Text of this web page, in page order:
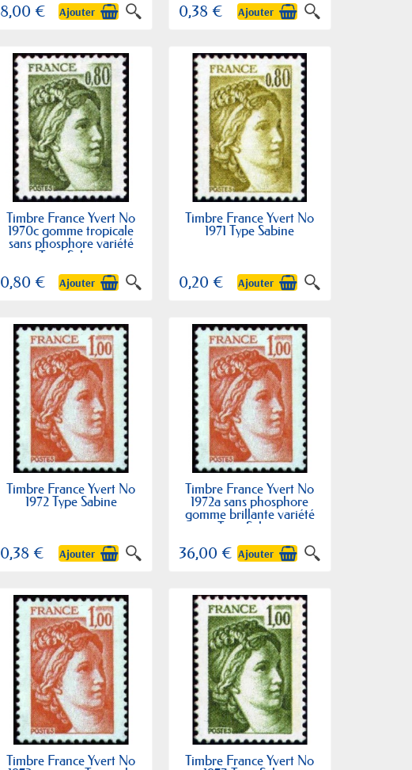
8,00 € Ajouter 0,38 € Ajouter
Timbre France Yvert No
1970c gomme tropicale
sans phosphore variété
Type Sabine
0,80 € Ajouter
Timbre France Yvert No
1971 Type Sabine
0,20 € Ajouter
Timbre France Yvert No
1972 Type Sabine
0,38 € Ajouter
Timbre France Yvert No
1972a sans phosphore
gomme brillante variété
Type Sabine
36,00 € Ajouter
Timbre France Yvert No Timbre France Yvert No